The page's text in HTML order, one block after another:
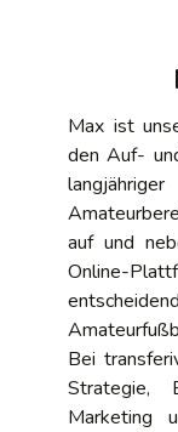
Max ist
den Auf-
auf und
Online-
Bei
Strategie,
Marketing